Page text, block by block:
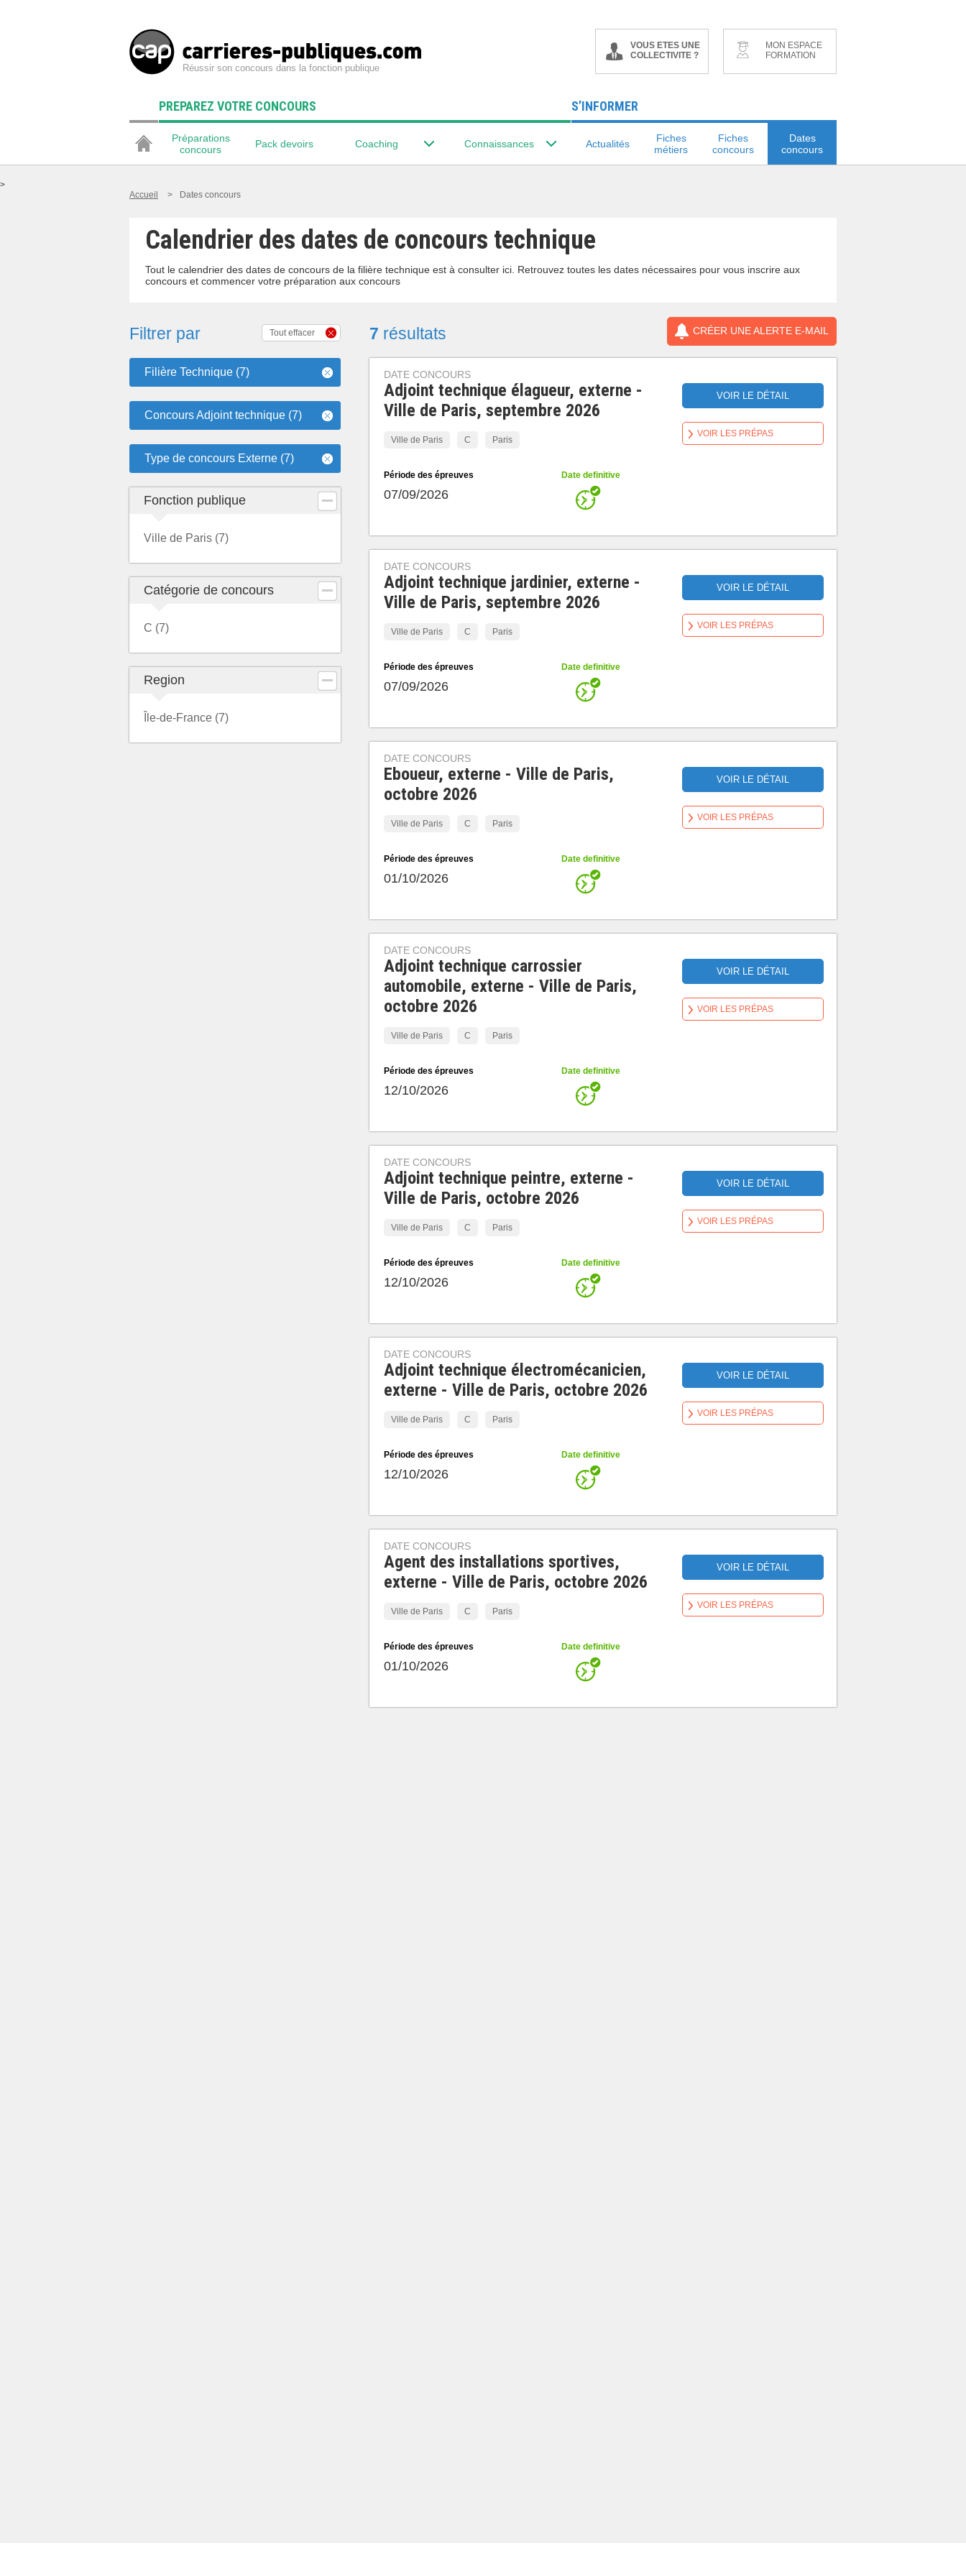
Réussir son concours dans la fonction publique
VOUS ETES UNE
COLLECTIVITE ?
MON ESPACE
FORMATION
PREPAREZ VOTRE CONCOURS
Préparations
concours
Pack devoirs Coaching Connaissances
S’INFORMER
Actualités
Fiches
métiers
Fiches
concours
Dates
concours
>
Accueil
> Dates concours
Calendrier des dates de concours technique
Tout le calendrier des dates de concours de la filière technique est à consulter ici. Retrouvez toutes les dates nécessaires pour vous inscrire aux
concours et commencer votre préparation aux concours
Filtrer par Tout effacer
Filière Technique (7)
Concours Adjoint technique (7)
Type de concours Externe (7)
Fonction publique
Ville de Paris (7)
Catégorie de concours
C (7)
Region
Île-de-France (7)
7 résultats CRÉER UNE ALERTE E-MAIL
DATE CONCOURS
Adjoint technique élagueur, externe -
Ville de Paris, septembre 2026
Ville de Paris C Paris
Période des épreuves
07/09/2026
Date definitive
VOIR LE DÉTAIL
VOIR LES PRÉPAS
DATE CONCOURS
Adjoint technique jardinier, externe -
Ville de Paris, septembre 2026
Ville de Paris C Paris
Période des épreuves
07/09/2026
Date definitive
VOIR LE DÉTAIL
VOIR LES PRÉPAS
DATE CONCOURS
Eboueur, externe - Ville de Paris,
octobre 2026
Ville de Paris C Paris
Période des épreuves
01/10/2026
Date definitive
VOIR LE DÉTAIL
VOIR LES PRÉPAS
DATE CONCOURS
Adjoint technique carrossier
automobile, externe - Ville de Paris,
octobre 2026
Ville de Paris C Paris
Période des épreuves
12/10/2026
Date definitive
VOIR LE DÉTAIL
VOIR LES PRÉPAS
DATE CONCOURS
Adjoint technique peintre, externe -
Ville de Paris, octobre 2026
Ville de Paris C Paris
Période des épreuves
12/10/2026
Date definitive
VOIR LE DÉTAIL
VOIR LES PRÉPAS
DATE CONCOURS
Adjoint technique électromécanicien,
externe - Ville de Paris, octobre 2026
Ville de Paris C Paris
Période des épreuves
12/10/2026
Date definitive
VOIR LE DÉTAIL
VOIR LES PRÉPAS
DATE CONCOURS
Agent des installations sportives,
externe - Ville de Paris, octobre 2026
Ville de Paris C Paris
Période des épreuves
01/10/2026
Date definitive
VOIR LE DÉTAIL
VOIR LES PRÉPAS